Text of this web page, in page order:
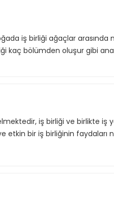
iş birliği ağaçlar arasında
bölümden oluşur gibi ana
iş birliği ve birlikte iş
bir iş birliğinin faydaları